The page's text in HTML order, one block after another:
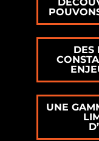
DES
UNE